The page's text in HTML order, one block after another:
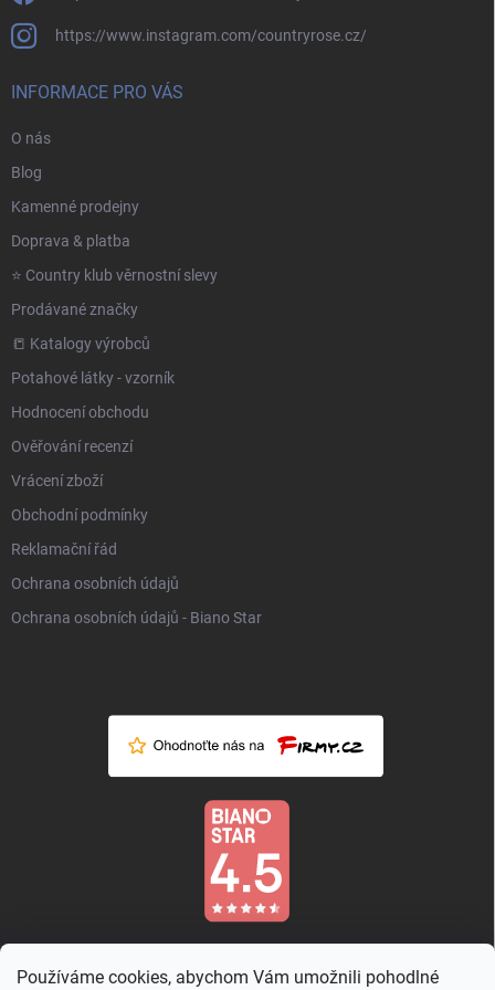
Používáme cookies, abychom Vám umožnili pohodlné
https://www.instagram.com/countryrose.cz/
INFORMACE PRO VÁS
O nás
Blog
Kamenné prodejny
Doprava & platba
⭐️ Country klub věrnostní slevy
Prodávané značky
📒 Katalogy výrobců
Potahové látky - vzorník
Hodnocení obchodu
Ověřování recenzí
Vrácení zboží
Obchodní podmínky
Reklamační řád
Ochrana osobních údajů
Ochrana osobních údajů - Biano Star